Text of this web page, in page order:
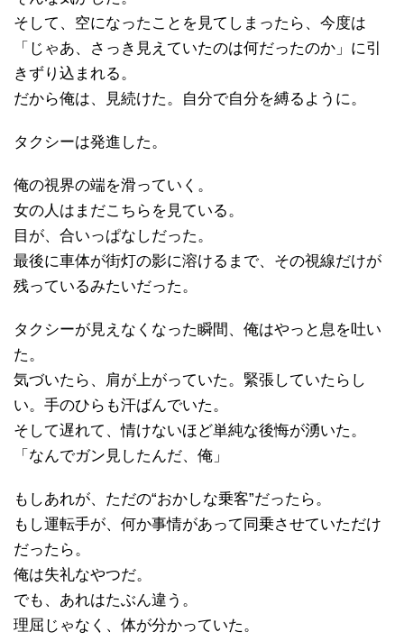
そして、空になったことを見てしまったら、今度は
「じゃあ、さっき見えていたのは何だったのか」に引
きずり込まれる。
だから俺は、見続けた。自分で自分を縛るように。
タクシーは発進した。
俺の視界の端を滑っていく。
女の人はまだこちらを見ている。
目が、合いっぱなしだった。
最後に車体が街灯の影に溶けるまで、その視線だけが
残っているみたいだった。
タクシーが見えなくなった瞬間、俺はやっと息を吐い
た。
気づいたら、肩が上がっていた。緊張していたらし
い。手のひらも汗ばんでいた。
そして遅れて、情けないほど単純な後悔が湧いた。
「なんでガン見したんだ、俺」
もしあれが、ただの“おかしな乗客”だったら。
もし運転手が、何か事情があって同乗させていただけ
だったら。
俺は失礼なやつだ。
でも、あれはたぶん違う。
理屈じゃなく、体が分かっていた。